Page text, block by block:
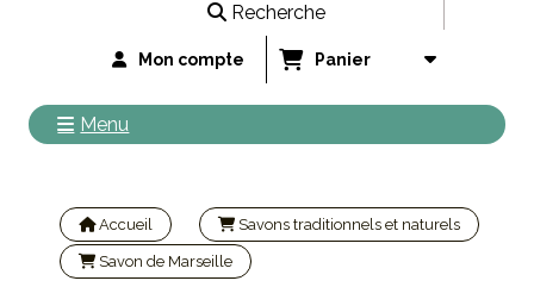
Recherche
Mon compte Panier
Menu
Accueil Savons traditionnels et naturels
Savon de Marseille